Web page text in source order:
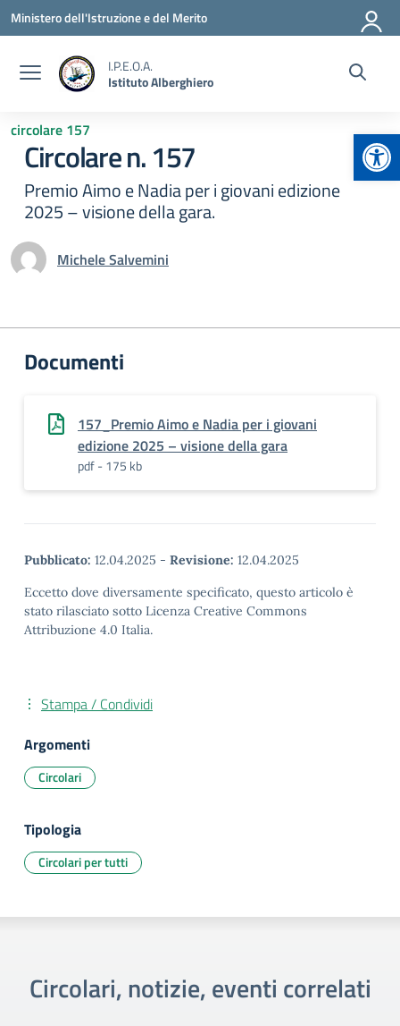
Vai ai contenuti
Vai al menu di navigazione
Vai al footer
Ministero dell'Istruzione e del Merito
I.P.E.O.A.
Istituto Alberghiero
circolare 157
Circolare n. 157
Premio Aimo e Nadia per i giovani edizione
2025 – visione della gara.
Michele Salvemini
Documenti
157_Premio Aimo e Nadia per i giovani
edizione 2025 – visione della gara
pdf - 175 kb
Pubblicato: 12.04.2025 - Revisione: 12.04.2025
Eccetto dove diversamente specificato, questo articolo è
stato rilasciato sotto Licenza Creative Commons
Attribuzione 4.0 Italia.
Stampa / Condividi
Argomenti
Circolari
Tipologia
Circolari per tutti
Circolari, notizie, eventi correlati